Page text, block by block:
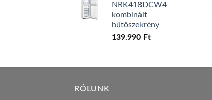
NRK418DCW4
kombinált
hűtőszekrény
139.990 Ft
RÓLUNK